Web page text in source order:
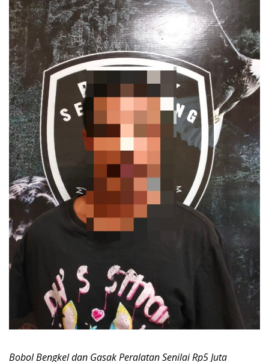
Bobol Bengkel dan Gasak Peralatan Senilai Rp5 Juta